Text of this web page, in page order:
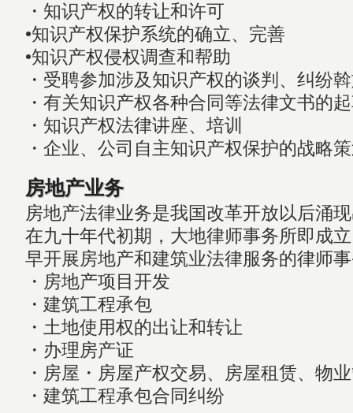
・知识产权的转让和许可
•知识产权保护系统的确立、完善
•知识产权侵权调查和帮助
・受聘参加涉及知识产权的谈判、纠纷
・有关知识产权各种合同等法律文书的
・知识产权法律讲座、培训
・企业、公司自主知识产权保护的战略
房地产业务
房地产法律业务是我国改革开放以后涌
在九十年代初期，大地律师事务所即成
早开展房地产和建筑业法律服务的律师
・房地产项目开发
・建筑工程承包
・土地使用权的出让和转让
・办理房产证
・房屋・房屋产权交易、房屋租赁、物
・建筑工程承包合同纠纷